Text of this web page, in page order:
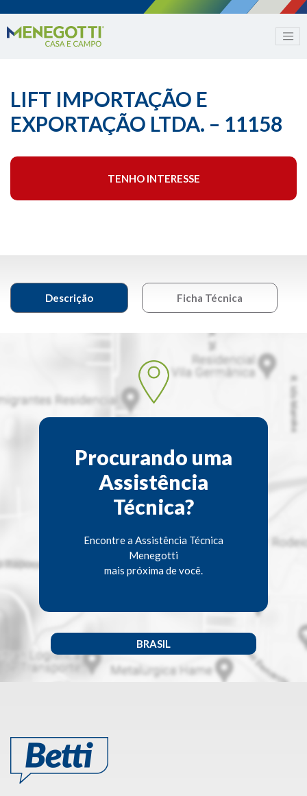
LIFT IMPORTAÇÃO E
EXPORTAÇÃO LTDA. – 11158
TENHO INTERESSE
Descrição Ficha Técnica
Procurando uma
Assistência
Técnica?
Encontre a Assistência Técnica
Menegotti
mais próxima de você.
BRASIL